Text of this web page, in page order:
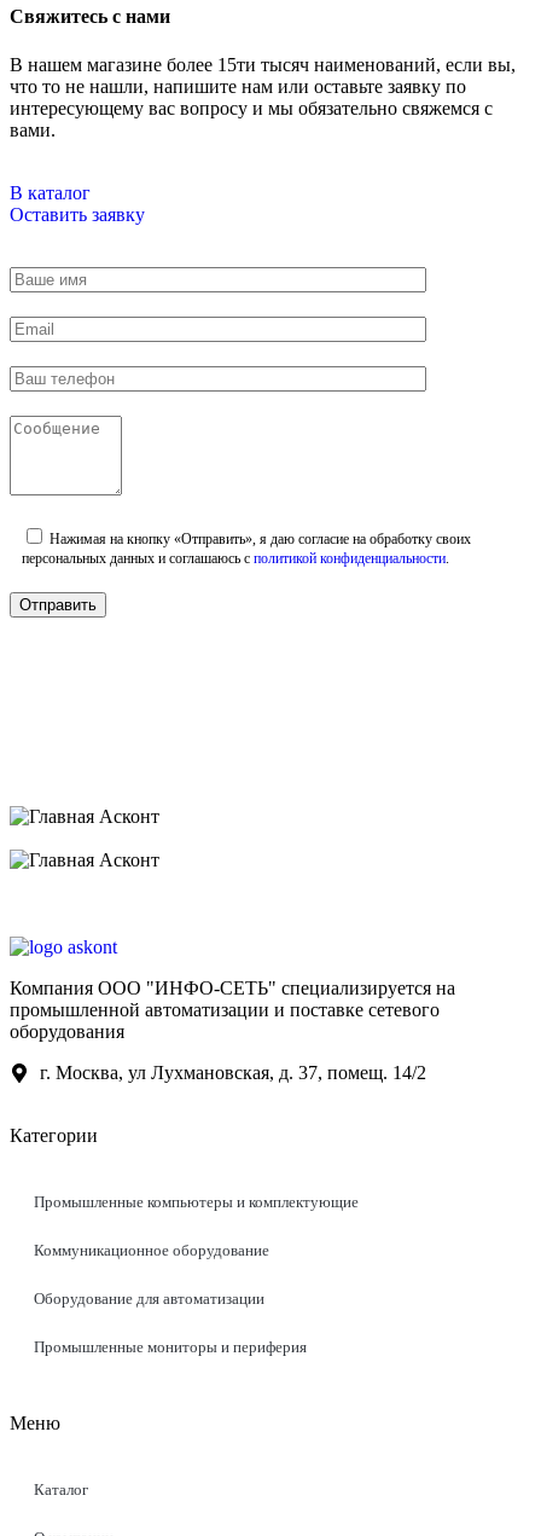
Свяжитесь с нами
В нашем магазине более 15ти тысяч наименований, если вы,
что то не нашли, напишите нам или оставьте заявку по
интересующему вас вопросу и мы обязательно свяжемся с
вами.
В каталог
Оставить заявку
Нажимая на кнопку «Отправить», я даю согласие на обработку своих
персональных данных и соглашаюсь с политикой конфиденциальности
Компания ООО "ИНФО-СЕТЬ" специализируется на
промышленной автоматизации и поставке сетевого
оборудования
г. Москва, ул Лухмановская, д. 37, помещ. 14/2
Категории
Промышленные компьютеры и комплектующие
Коммуникационное оборудование
Оборудование для автоматизации
Промышленные мониторы и периферия
Меню
Каталог